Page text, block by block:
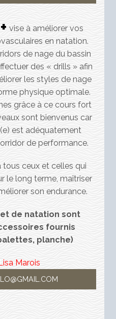
+ vise à améliorer vos
en natation.
de nage du bassin
des « drills » afin
les styles de nage
physique optimale.
grâce à ce cours fort
sont bienvenus car
est adéquatement
de performance.
tous ceux et celles qui
le long terme, maîtriser
son endurance.
de natation sont
fournis
planche)
Marois